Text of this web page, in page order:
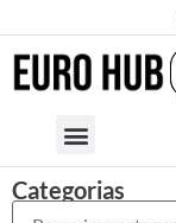
Categorias